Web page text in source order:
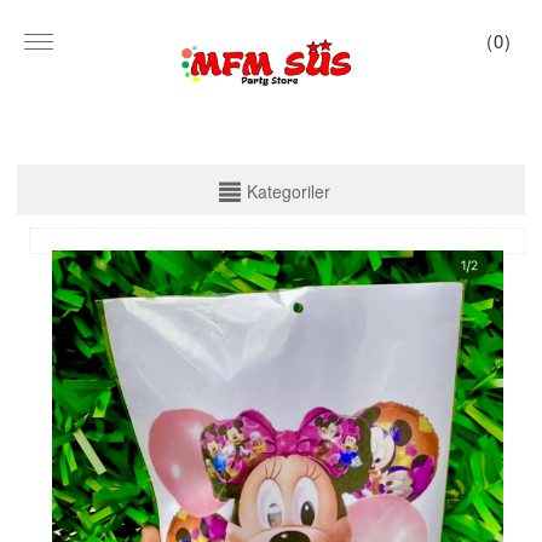
(0)
TABAK VE BARDAK
PEÇETE
MASA ÖRTÜSÜ
ZARF BANNER
ZARF VARAKLI BANNER
KALİGRAFİ BANNER
MISIR KUTU
Kategoriler